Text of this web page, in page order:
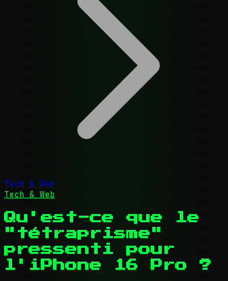
Tech & Web
Tech & Web
Qu'est-ce que le
"tétraprisme"
pressenti pour
l'iPhone 16 Pro ?